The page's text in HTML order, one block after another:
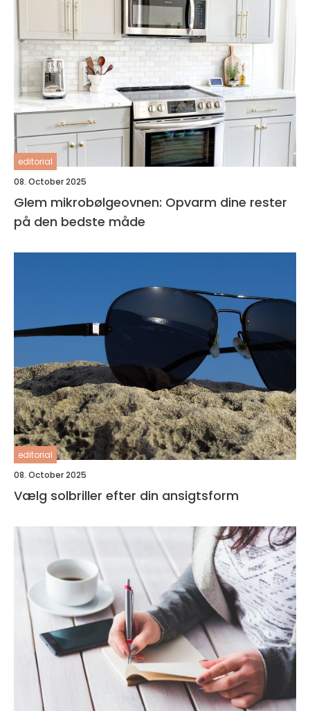
editorial
08. October 2025
Glem mikrobølgeovnen: Opvarm dine rester
på den bedste måde
editorial
08. October 2025
Vælg solbriller efter din ansigtsform